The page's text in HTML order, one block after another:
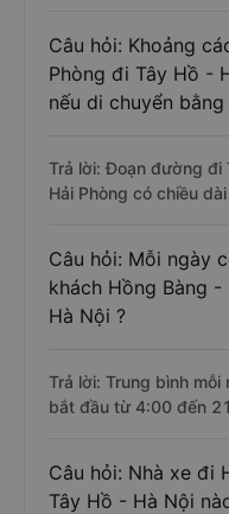
Câu hỏi: Khoảng
Phòng đi Tây Hồ -
nếu di chuyển
Trả lời: Đoạn đường đi
Hải Phòng có chiều
Câu hỏi: Mỗi ngày
khách Hồng Bàng
Hà Nội ?
Trả lời: Trung bình
bắt đầu từ 4:00 đến
Câu hỏi: Nhà xe đi
Tây Hồ - Hà Nội